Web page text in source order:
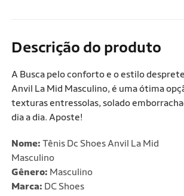
Descrição do produto
A Busca pelo conforto e o estilo
Anvil La Mid Masculino, é uma ótima
texturas entressolas, solado
dia a dia. Aposte!
Nome: Tênis Dc Shoes Anvil La Mid
Masculino
Gênero: Masculino
Marca: DC Shoes